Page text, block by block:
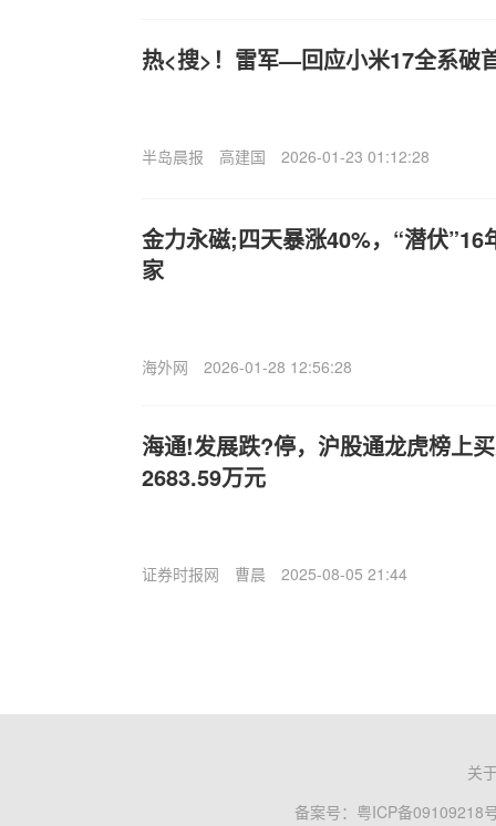
热<搜>！雷军—回应小米17全系破
半岛晨报 高建国 2026-01-23 01:12:28
金力永磁;四天暴涨40%，“潜伏”16
家
海外网 2026-01-28 12:56:28
海通!发展跌?停，沪股通龙虎榜上
2683.59万元
证券时报网 曹晨 2025-08-05 21:44
关
备案号： 粤ICP备09109218